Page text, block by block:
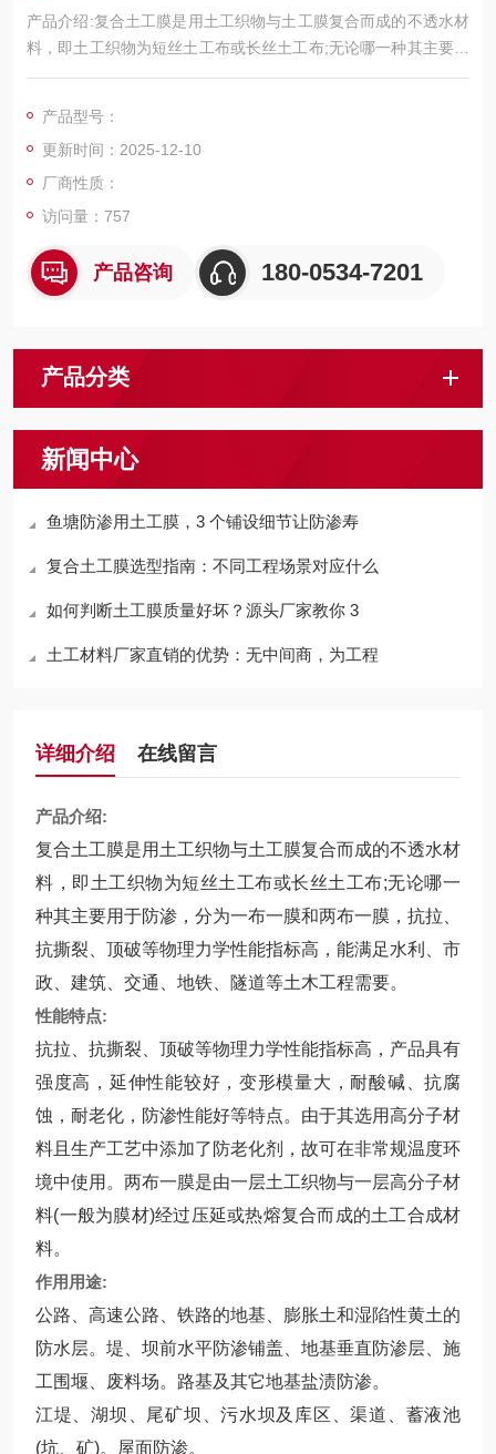
产品介绍:复合土工膜是用土工织物与土工膜复合而成的不透水材
料，即土工织物为短丝土工布或长丝土工布;无论哪一种其主要用
于防渗，分为一布一膜和两布一膜，抗拉、抗撕裂
产品型号：
更新时间：2025-12-10
厂商性质：
访问量： 757
产品咨询 180-0534-7201
产品分类
新闻中心
鱼塘防渗用土工膜，3 个铺设细节让防渗寿
复合土工膜选型指南：不同工程场景对应什么
如何判断土工膜质量好坏？源头厂家教你 3
土工材料厂家直销的优势：无中间商，为工程
详细介绍 在线留言
产品介绍:
复合土工膜是用土工织物与土工膜复合而成的不透水材
料，即土工织物为短丝土工布或长丝土工布;无论哪一
种其主要用于防渗，分为一布一膜和两布一膜，抗拉、
抗撕裂、顶破等物理力学性能指标高，能满足水利、市
政、建筑、交通、地铁、隧道等土木工程需要。
性能特点:
抗拉、抗撕裂、顶破等物理力学性能指标高，产品具有
强度高，延伸性能较好，变形模量大，耐酸碱、抗腐
蚀，耐老化，防渗性能好等特点。由于其选用高分子材
料且生产工艺中添加了防老化剂，故可在非常规温度环
境中使用。两布一膜是由一层土工织物与一层高分子材
料(一般为膜材)经过压延或热熔复合而成的土工合成材
料。
作用用途:
公路、高速公路、铁路的地基、膨胀土和湿陷性黄土的
防水层。堤、坝前水平防渗铺盖、地基垂直防渗层、施
工围堰、废料场。路基及其它地基盐渍防渗。
江堤、湖坝、尾矿坝、污水坝及库区、渠道、蓄液池
(坑、矿)。屋面防渗。